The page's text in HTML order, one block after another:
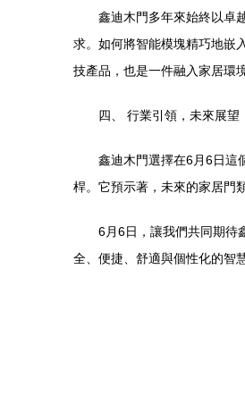
鑫迪木門多年來始終以卓
求。如何將智能模塊精巧地嵌
技產品，也是一件融入家居環
四、 行業引領，未來展望
鑫迪木門選擇在6月6日這
桿。它預示著，未來的家居門
6月6日，讓我們共同期待
全、便捷、舒適與個性化的智